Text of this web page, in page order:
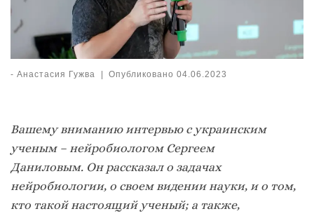
- Анастасия Гужва | Опубликовано04.06.2023
Вашему вниманию интервью с украинским
ученым – нейробиологом Сергеем
Даниловым. Он рассказал о задачах
нейробиологии, о своем видении науки, и о том,
кто такой настоящий ученый; а также,